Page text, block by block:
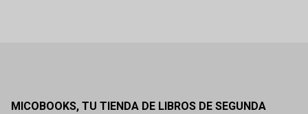
MICOBOOKS, TU TIENDA DE LIBROS DE SEGUNDA